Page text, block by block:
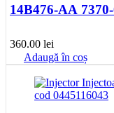
14B476-
360.00 lei
Adaugă în coș